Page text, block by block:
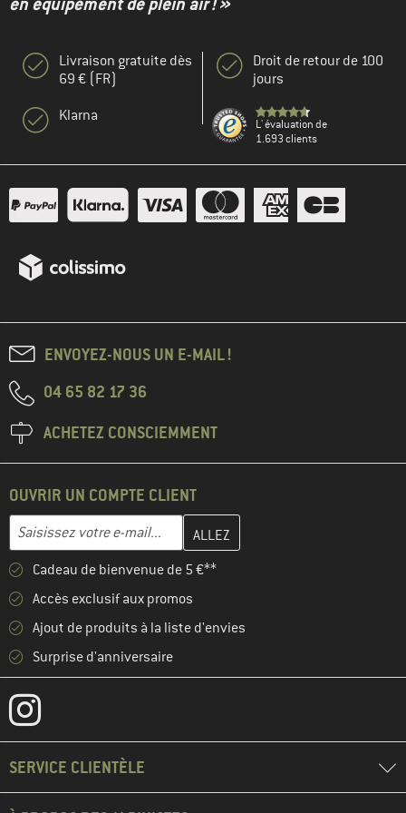
Livraison gratuite dès
69 € (FR)
Klarna
Droit de retour de 100
jours
L' évaluation de
1.693 clients
ENVOYEZ-NOUS UN E-MAIL !
04 65 82 17 36
ACHETEZ CONSCIEMMENT
OUVRIR UN COMPTE CLIENT
Adresse e-mail
Entrez votre adresse e-mail ici et créez votre compte client à la
Cadeau de bienvenue de 5 €**
Accès exclusif aux promos
Ajout de produits à la liste d'envies
Surprise d'anniversaire
SERVICE CLIENTÈLE